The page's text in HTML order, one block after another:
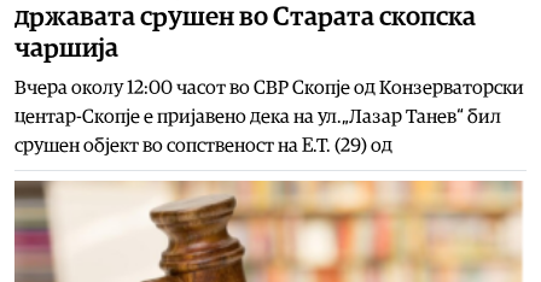
државата срушен во Старата скопска
чаршија
Вчера околу 12:00 часот во СВР Скопје од Конзерваторски
центар-Скопје е пријавено дека на ул.„Лазар Танев“ бил
срушен објект во сопственост на Е.Т. (29) од